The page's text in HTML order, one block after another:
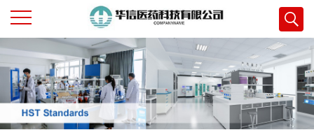
公
司
首